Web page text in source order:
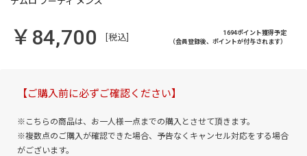
￥84,700 [税込]
1694ポイント獲得予定
（会員登録後、ポイントが付与されます）
【ご購入前に必ずご確認ください】
※こちらの商品は、お一人様一点までの購入とさせて頂きます。
※複数点のご購入が確認できた場合、予告なくキャンセル対応をする場合
がございます。